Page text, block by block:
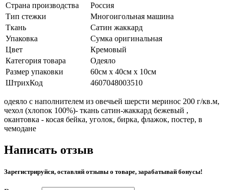
Страна производства
Россия
Тип стежки
Многоигольная машина
Ткань
Сатин жаккард
Упаковка
Сумка оригинальная
Цвет
Кремовый
Категория товара
Одеяло
Размер упаковки
60см х 40см х 10см
ШтрихКод
4607048003510
одеяло с наполнителем из овечьей шерсти меринос 200 г/кв.м,
чехол (хлопок 100%)- ткань сатин-жаккард бежевый ,
окантовка - косая бейка, уголок, бирка, флажок, постер, в
чемодане
Написать отзыв
Зарегистрируйся, оставляй отзывы о товаре, зарабатывай бонусы!